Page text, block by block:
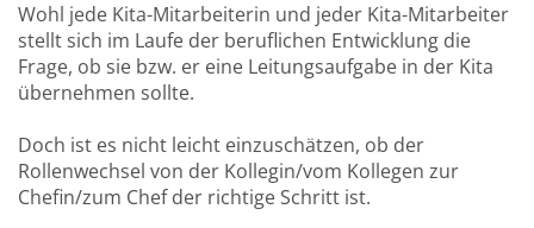
Wohl jede Kita-Mitarbeiterin und jeder Kita-Mitarbeiter
stellt sich im Laufe der beruflichen Entwicklung die
Frage, ob sie bzw. er eine Leitungsaufgabe in der Kita
übernehmen sollte.
Doch ist es nicht leicht einzuschätzen, ob der
Rollenwechsel von der Kollegin/vom Kollegen zur
Chefin/zum Chef der richtige Schritt ist.